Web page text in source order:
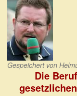
Gespeichert von
Die